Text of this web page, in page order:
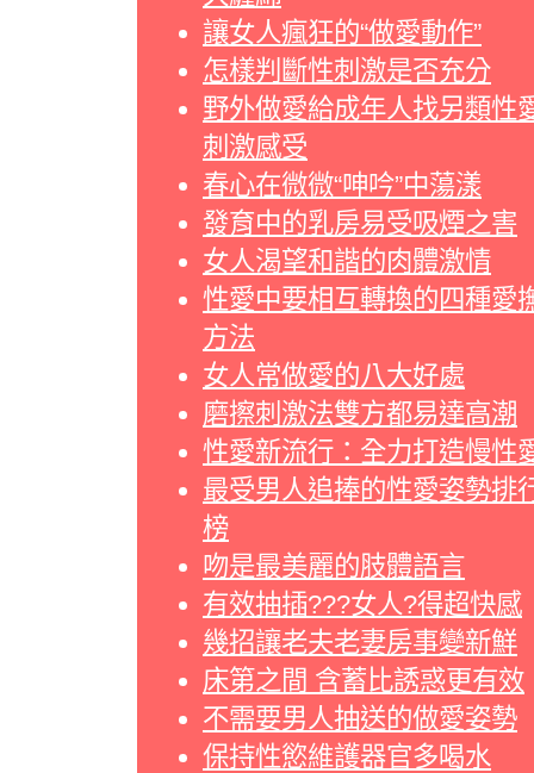
讓女人瘋狂的“做愛動作”
怎樣判斷性刺激是否充分
野外做愛給成年人找另類性
刺激感受
春心在微微“呻吟”中蕩漾
發育中的乳房易受吸煙之害
女人渴望和諧的肉體激情
性愛中要相互轉換的四種愛
方法
女人常做愛的八大好處
磨擦刺激法雙方都易達高潮
性愛新流行：全力打造慢性
最受男人追捧的性愛姿勢排
榜
吻是最美麗的肢體語言
有效抽插???女人?得超快感
幾招讓老夫老妻房事變新鮮
床第之間 含蓄比誘惑更有效
不需要男人抽送的做愛姿勢
保持性慾維護器官多喝水